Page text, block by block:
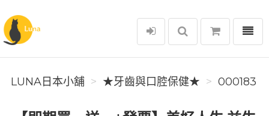
Luna日本小舖
選單
LUNA日本小舖 ★牙齒與口腔保健★ 000183